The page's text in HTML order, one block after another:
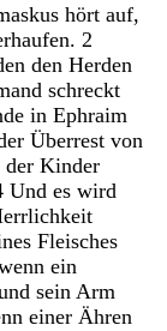
hört auf,
. 2
den Herden
schreckt
in Ephraim
Überrest von
der Kinder
Und es wird
Fleisches
ein
sein Arm
einer Ähren